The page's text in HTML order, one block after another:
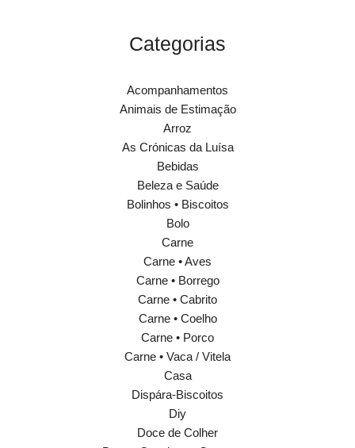
Categorias
Acompanhamentos
Animais de Estimação
Arroz
As Crónicas da Luísa
Bebidas
Beleza e Saúde
Bolinhos • Biscoitos
Bolo
Carne
Carne • Aves
Carne • Borrego
Carne • Cabrito
Carne • Coelho
Carne • Porco
Carne • Vaca / Vitela
Casa
Dispára-Biscoitos
Diy
Doce de Colher